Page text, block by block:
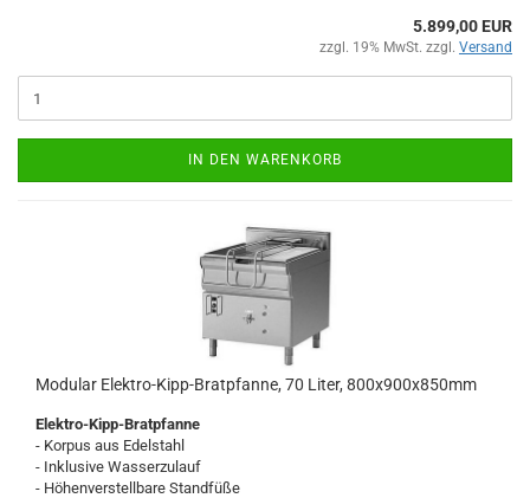
5.899,00 EUR
zzgl. 19% MwSt. zzgl. Versand
IN DEN WARENKORB
Modular Elektro-Kipp-Bratpfanne, 70 Liter, 800x900x850mm
Elektro-Kipp-Bratpfanne
- Korpus aus Edelstahl
- Inklusive Wasserzulauf
- Höhenverstellbare Standfüße